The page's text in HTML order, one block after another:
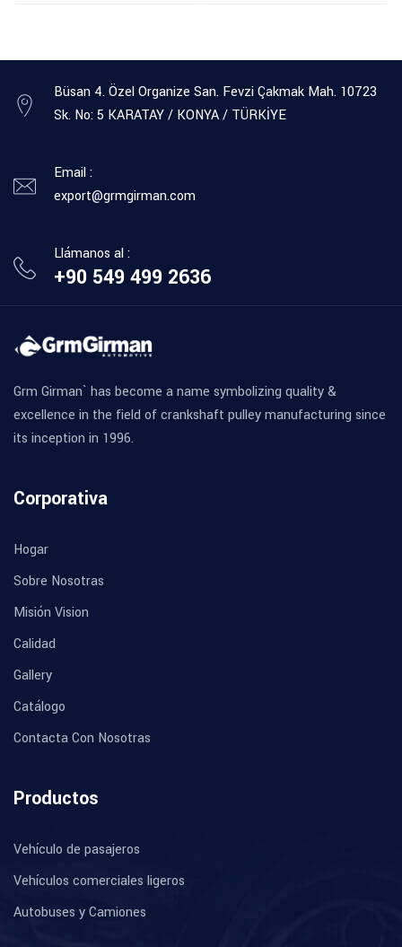
Büsan 4. Özel Organize San. Fevzi Çakmak Mah. 10723
Sk. No: 5 KARATAY / KONYA / TÜRKİYE
Email :
export@grmgirman.com
Llámanos al :
+90 549 499 2636
Grm Girman` has become a name symbolizing quality &
excellence in the field of crankshaft pulley manufacturing since
its inception in 1996.
Corporativa
Hogar
Sobre Nosotras
Misión Vision
Calidad
Gallery
Catálogo
Contacta Con Nosotras
Productos
Vehículo de pasajeros
Vehículos comerciales ligeros
Autobuses y Camiones